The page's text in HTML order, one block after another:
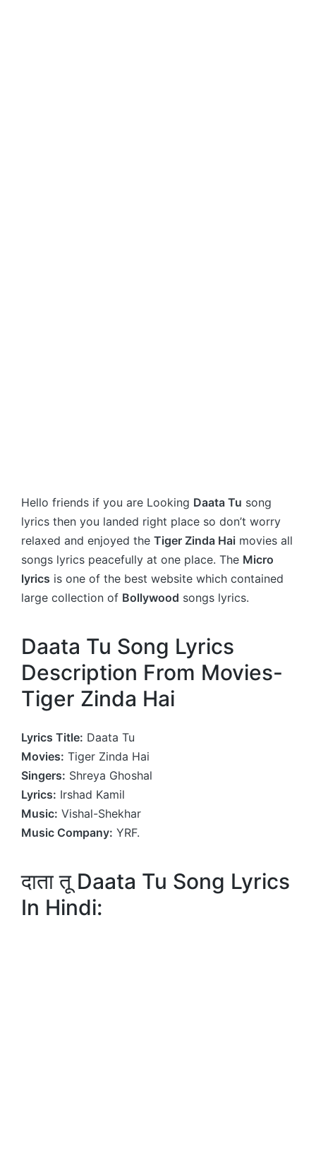
Hello friends if you are Looking Daata Tu song
lyrics then you landed right place so don’t worry
relaxed and enjoyed the Tiger Zinda Hai movies all
songs lyrics peacefully at one place. The Micro
lyrics is one of the best website which contained
large collection of Bollywood songs lyrics.
Daata Tu Song Lyrics
Description From Movies-
Tiger Zinda Hai
Lyrics Title: Daata Tu
Movies: Tiger Zinda Hai
Singers: Shreya Ghoshal
Lyrics: Irshad Kamil
Music: Vishal-Shekhar
Music Company: YRF.
दाता तू Daata Tu Song Lyrics
In Hindi: